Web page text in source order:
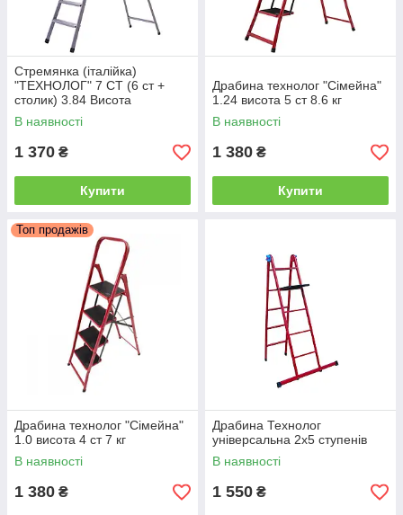
Стремянка (італійка)
"ТЕХНОЛОГ" 7 СТ (6 ст +
столик) 3.84 Висота
В наявності
1 370 ₴
Купити
Драбина технолог "Сімейна"
1.24 висота 5 ст 8.6 кг
В наявності
1 380 ₴
Купити
Топ продажів
Драбина технолог "Сімейна"
1.0 висота 4 ст 7 кг
В наявності
1 380 ₴
Драбина Технолог
універсальна 2х5 ступенів
В наявності
1 550 ₴